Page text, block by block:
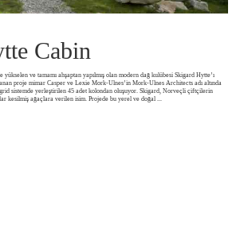
Cabin
ve tamamı ahşaptan yapılmış olan modern dağ kulübesi Skigard Hytte’ı
proje mimar Casper ve Lexie Mork-Ulnes’in Mork-Ulnes Architects adı altında
sistemde yerleştirilen 45 adet kolondan oluşuyor. Skigard, Norveçli çiftçilerin
kesilmiş ağaçlara verilen isim. Projede bu yerel ve doğal ...